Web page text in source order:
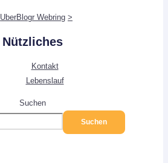
UberBlogr Webring >
Nützliches
Kontakt
Lebenslauf
Suchen
Suchen